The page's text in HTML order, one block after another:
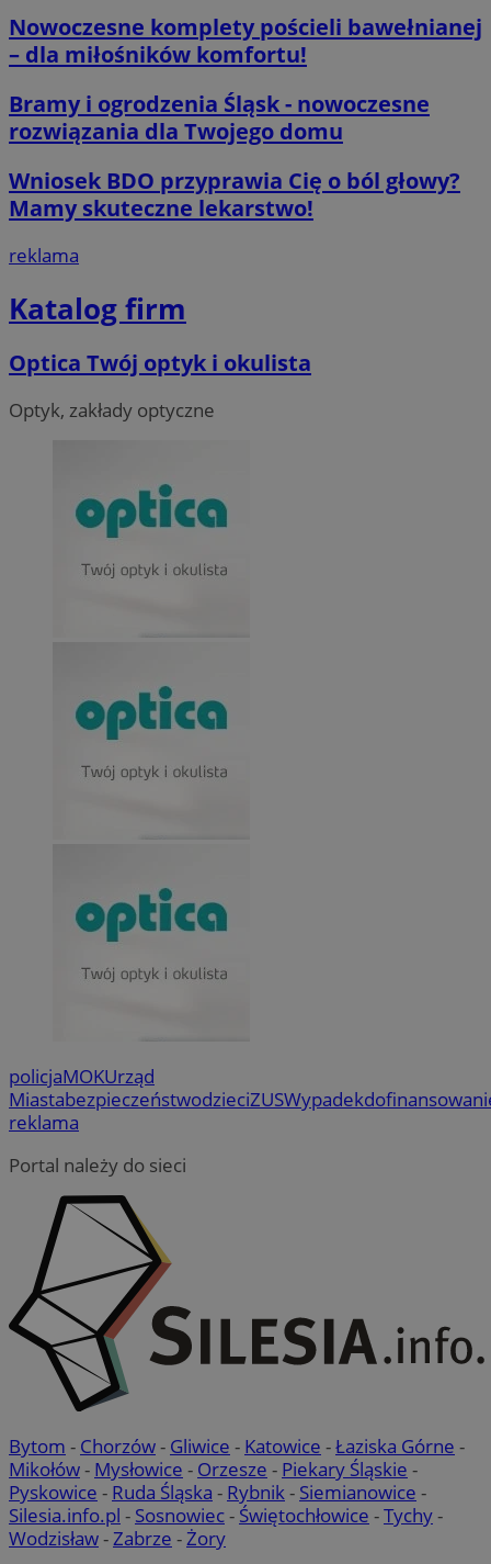
Nowoczesne komplety pościeli bawełnianej
– dla miłośników komfortu!
Bramy i ogrodzenia Śląsk - nowoczesne
rozwiązania dla Twojego domu
Wniosek BDO przyprawia Cię o ból głowy?
Mamy skuteczne lekarstwo!
reklama
Katalog firm
Optica Twój optyk i okulista
Optyk, zakłady optyczne
policjaMOKUrząd
MiastabezpieczeństwodzieciZUSWypadek
reklama
Portal należy do sieci
Bytom - Chorzów- Gliwice - Katowice -Łaziska Górne -
Mikołów- Mysłowice - Orzesze - Piekary Śląskie -
Pyskowice - Ruda Śląska - Rybnik- Siemianowice -
Silesia.info.pl - Sosnowiec- Świętochłowice -Tychy-
Wodzisław-Zabrze -Żory